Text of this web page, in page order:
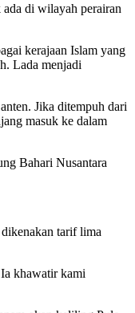
di wilayah perairan
kerajaan Islam yang
Lada menjadi
Jika ditempuh dari
masuk ke dalam
Bahari Nusantara
tarif lima
khawatir kami